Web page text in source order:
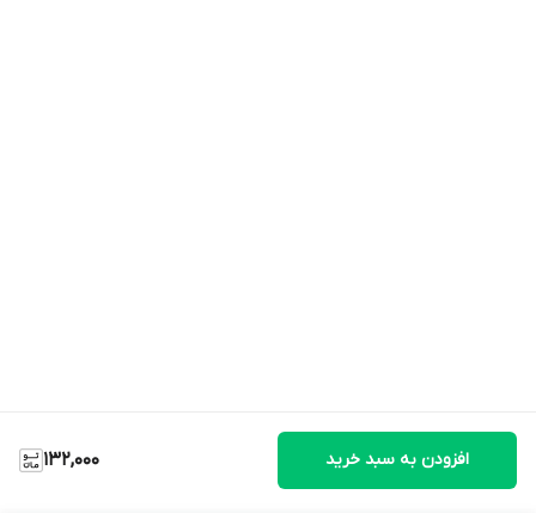
132,000 افزودن به سبد خرید